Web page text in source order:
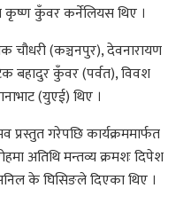
कृष्ण कुँवर कर्नेलियस थिए ।
चौधरी (कञ्चनपुर), देवनारायण
बहादुर कुँवर (पर्वत), विवश
(युएई) थिए ।
प्रस्तुत गरेपछि कार्यक्रममार्फत
अतिथि मन्तव्य क्रमशः दिपेश
के घिसिङले दिएका थिए ।